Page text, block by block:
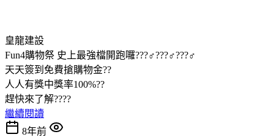
皇龍建設
Fun4購物祭 史上最強檔開跑囉???♂???♂???♂
天天簽到免費搶購物金??
人人有獎中獎率100%??
趕快來了解????
繼續閱讀
8年前